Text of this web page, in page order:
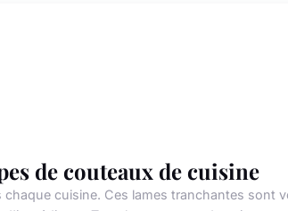
de couteaux de cuisine
cuisine. Ces lames tranchantes sont